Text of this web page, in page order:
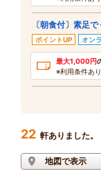
〔朝食付〕素足
ポイントUP オン
最大1,000円
※利用条件あり
22 軒ありました。
地図で表示